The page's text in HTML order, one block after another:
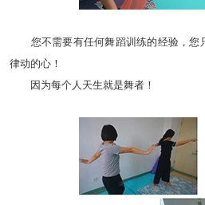
您不需要有任何舞蹈训练的经验，您
律动的心！
因为每个人天生就是舞者！